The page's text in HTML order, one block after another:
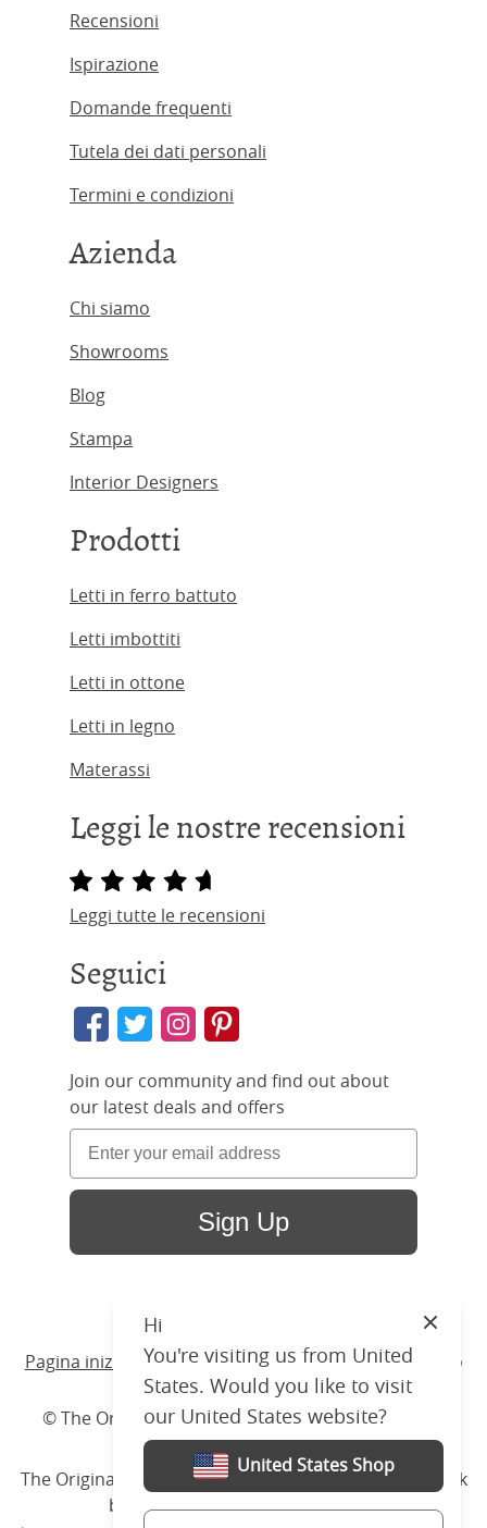
Recensioni
Ispirazione
Domande frequenti
Tutela dei dati personali
Termini e condizioni
Azienda
Chi siamo
Showrooms
Blog
Stampa
Interior Designers
Prodotti
Letti in ferro battuto
Letti imbottiti
Letti in ottone
Letti in legno
Materassi
Leggi le nostre recensioni
Leggi tutte le recensioni
Seguici
Join our community and find out about
our latest deals and offers
Sign Up
Pagina iniziale / Prodotti /Letto/ Ferro Battuto/ Ardo
© The Original Bedstead Co. (2026) Company No.
03662796 VAT No. 726 3896 02
The Original Bed Co.
is rated4.8stars by Reviews.co.uk
based on2274merchant reviews
Hi
You're visiting us from United
States. Would you like to visit
our United States website?
United States Shop
Close